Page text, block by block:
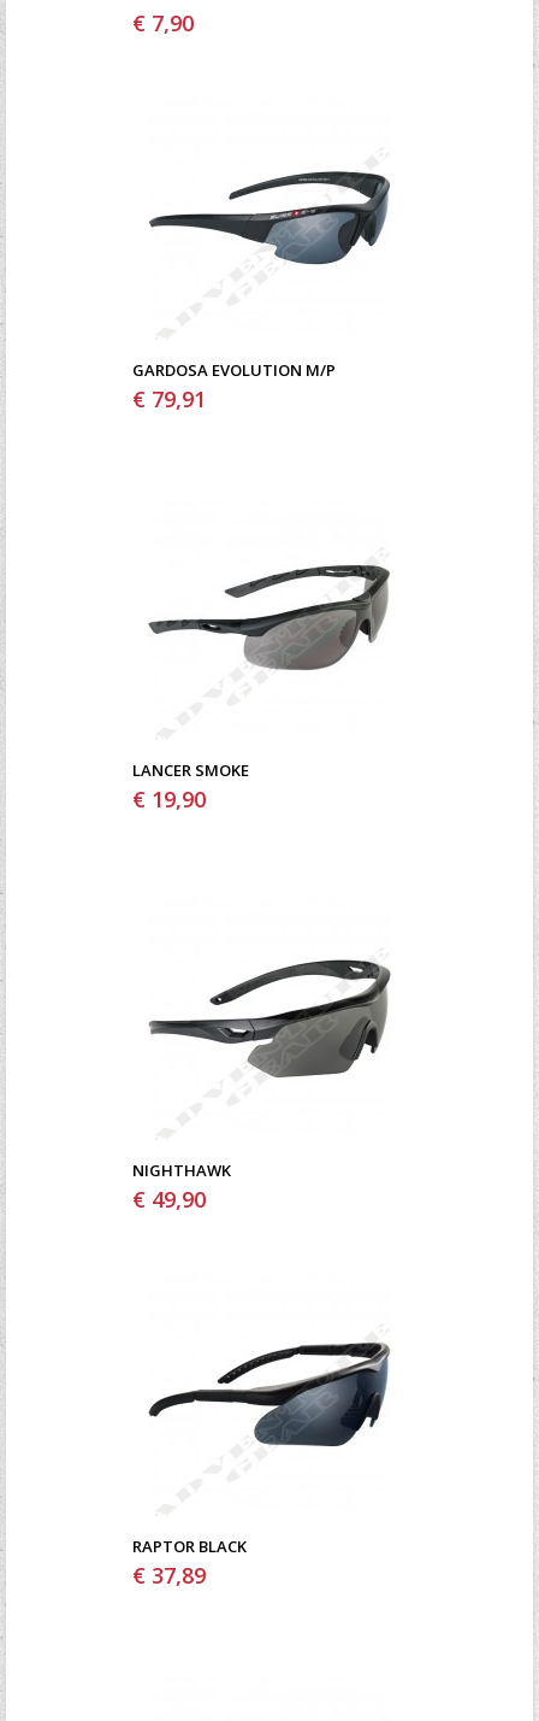
€ 7,90
GARDOSA EVOLUTION M/P
€ 79,91
LANCER SMOKE
€ 19,90
NIGHTHAWK
€ 49,90
RAPTOR BLACK
€ 37,89